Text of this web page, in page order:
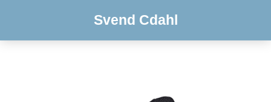
Svend Cdahl